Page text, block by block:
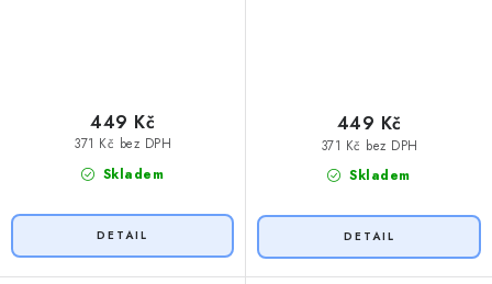
Skladem
371 Kč bez DPH
449 Kč
Skladem
371 Kč bez DPH
449 Kč